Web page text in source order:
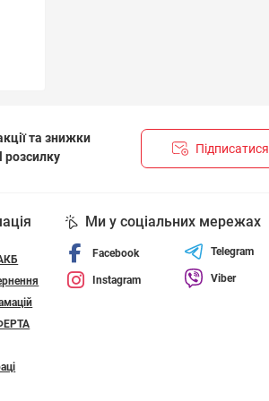
та знижки
розсилку
Підписатися
Ми у соціальних мережах
Facebook
Instagram
Telegram
Viber